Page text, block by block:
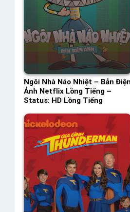
Ngôi Nhà Náo Nhiệt – Bản Điện
Ảnh Netflix Lồng Tiếng –
Status: HD Lồng Tiếng